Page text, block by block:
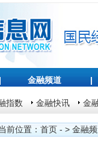
| 金融频道 |
指数 金融快讯 金
前位置： 首页 - > 金融